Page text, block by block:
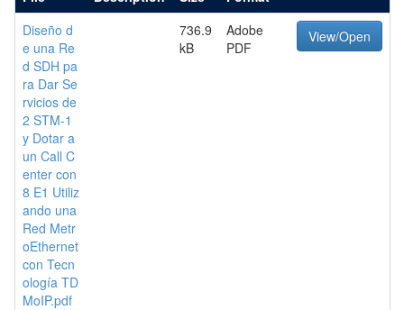
Diseño d
e una Re
d SDH pa
ra Dar Se
rvicios de
2 STM-1
y Dotar a
un Call C
enter con
8 E1 Utiliz
ando una
Red Metr
oEthernet
con Tecn
ología TD
MoIP.pdf
736.9
kB
Adobe
PDF
View/Open